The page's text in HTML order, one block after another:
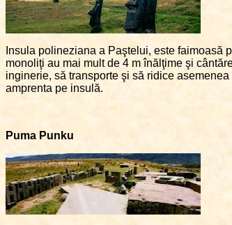
Insula polineziana a Paştelui, este faimoasă
monoliţi au mai mult de 4 m înălţime şi
inginerie, să transporte şi să ridice
amprenta pe insulă.
Puma Punku